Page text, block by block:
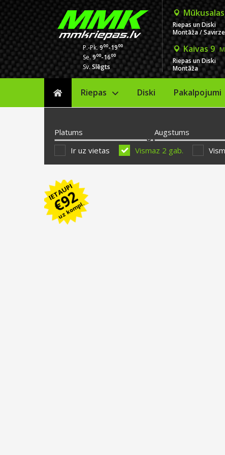
P.-Pk.900-1900
Se.900-1600
Sv.Slēgts
Riepas un Diski
Montāža / Savirze
Kaivas 9
Riepas un Diski
Montāža
Sākums
Riepas Diski Pakalpojumi
Platums Augstums
Ir uz vietas Vismaz 2 gab.
IETAUPI
€
92
uz kompl.